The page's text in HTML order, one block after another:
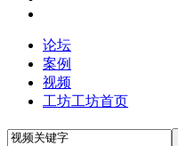
论坛
案例
视频
工坊工坊首页